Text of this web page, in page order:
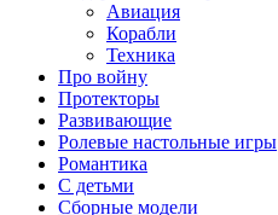
Авиация
Корабли
Техника
Про войну
Протекторы
Развивающие
Ролевые настольные игры
Романтика
С детьми
Сборные модели